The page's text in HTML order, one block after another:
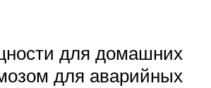
для домашних
для аварийных